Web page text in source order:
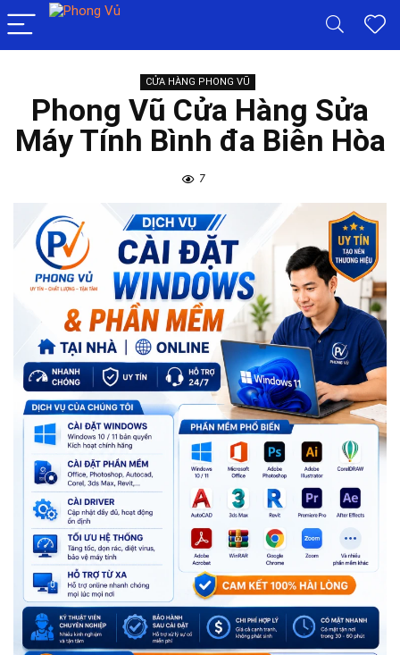
CỬA HÀNG PHONG VŨ
Phong Vũ Cửa Hàng Sửa
Máy Tính Bình đa Biên Hòa
7